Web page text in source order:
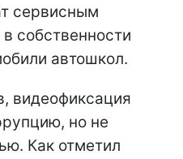
сервисным
собственности
автошкол.
видеофиксация
но не
Как отметил